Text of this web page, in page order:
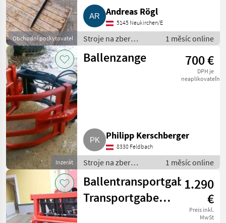
Obchodní poskytovatel
Andreas Rögl
5145 Neukirchen/E
Stroje na zber
objemových krmív /
transportéry balíkov
1 měsíc online
Inzerát
Ballenzange 700 €
DPH je
neaplikovateľné
Philipp Kerschberger
8330 Feldbach
Stroje na zber
objemových krmív /
transportéry balíkov
1 měsíc online
Ballentransportgabel,
Transportgabel
1.290
€
Preis inkl.
MwSt